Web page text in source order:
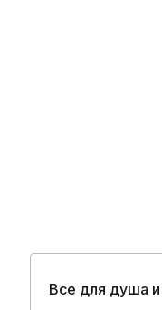
Все для душа и